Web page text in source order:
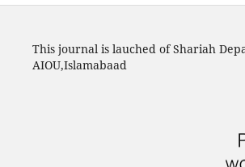
This journal is lauched of Shariah
AIOU,Islamabaad